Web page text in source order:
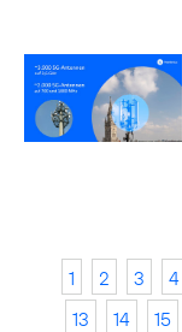
1 2 3 4
13
14 15